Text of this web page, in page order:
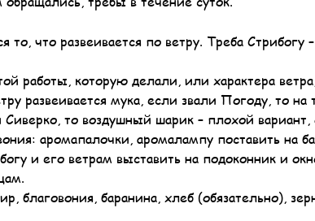
то, что развеивается по ветру. Треба Стрибогу
работы, которую делали, или характера
развеивается мука, если звали Погоду, то
то воздушный шарик – плохой вариант,
аромапалочки, аромалампу поставить на
и его ветрам выставить на подоконник и
благовония, баранина, хлеб (обязательно),